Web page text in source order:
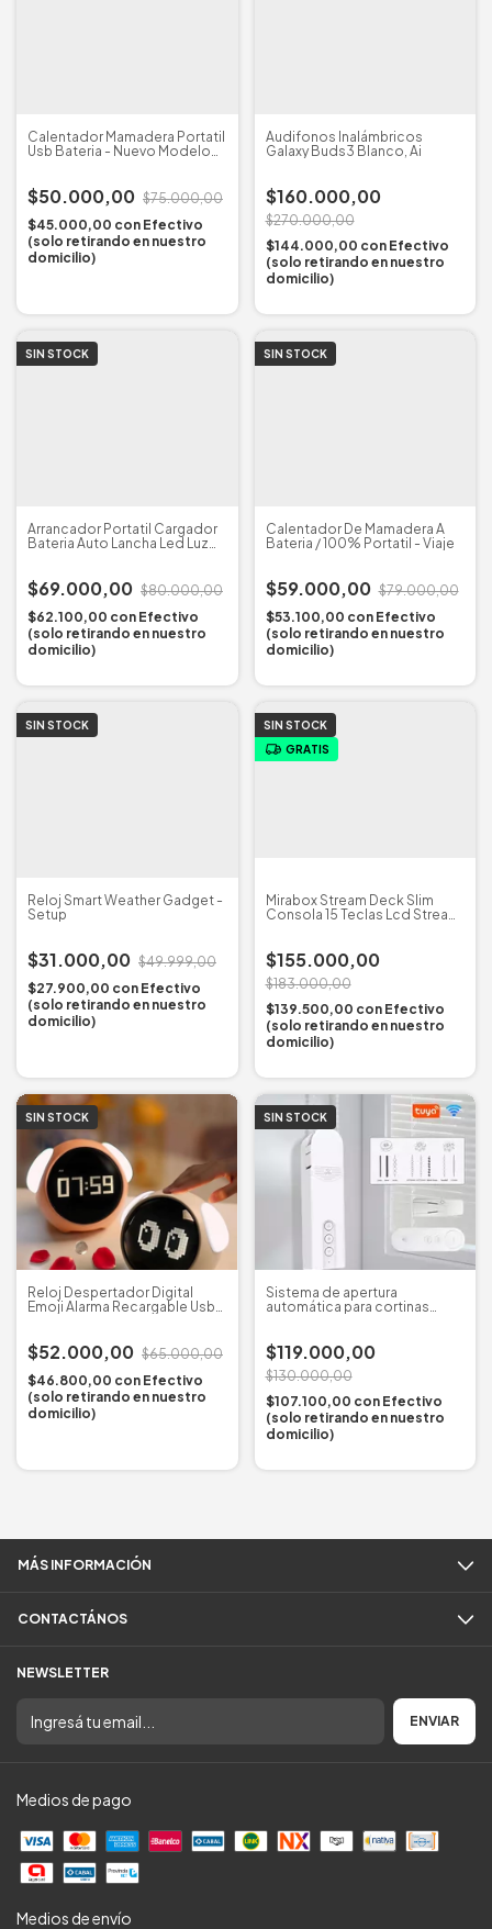
Calentador Mamadera Portatil
Usb Bateria - Nuevo Modelo
$50.000,00 $75.000,00
$45.000,00 con Efectivo
(solo retirando en nuestro
domicilio)
Audifonos Inalámbricos
Galaxy Buds3 Blanco, Ai
$160.000,00
$270.000,00
$144.000,00 con Efectivo
(solo retirando en nuestro
domicilio)
SIN STOCK
Arrancador Portatil Cargador
Bateria Auto Lancha Led Luz
$69.000,00 $80.000,00
$62.100,00 con Efectivo
(solo retirando en nuestro
domicilio)
SIN STOCK
Calentador De Mamadera A
Bateria / 100% Portatil - Viaje
$59.000,00 $79.000,00
$53.100,00 con Efectivo
(solo retirando en nuestro
domicilio)
SIN STOCK
Reloj Smart Weather Gadget -
Setup
$31.000,00 $49.999,00
$27.900,00 con Efectivo
(solo retirando en nuestro
domicilio)
SIN STOCK
GRATIS
Mirabox Stream Deck Slim
Consola 15 Teclas Lcd Stream
$155.000,00
$183.000,00
$139.500,00 con Efectivo
(solo retirando en nuestro
domicilio)
SIN STOCK
Reloj Despertador Digital
Emoji Alarma Recargable Usb
$52.000,00 $65.000,00
$46.800,00 con Efectivo
(solo retirando en nuestro
domicilio)
SIN STOCK
Sistema de apertura
automática para cortinas
$119.000,00
$130.000,00
$107.100,00 con Efectivo
(solo retirando en nuestro
domicilio)
MÁS INFORMACIÓN
CONTACTÁNOS
NEWSLETTER
Medios de pago
Medios de envío